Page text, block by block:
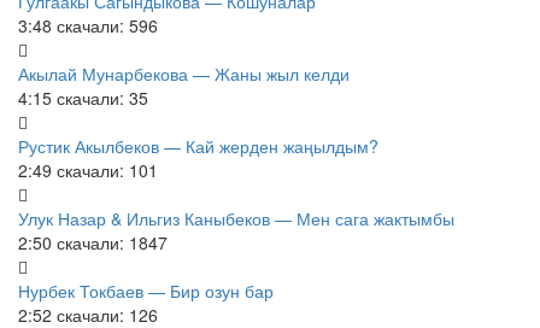
3:48 скачали: 596
Акылай Мунарбекова — Жаны жыл келди
4:15 скачали: 35
Рустик Акылбеков — Кай жерден жаңылдым?
2:49 скачали: 101
Улук Назар & Ильгиз Каныбеков — Мен сага жактымбы
2:50 скачали: 1847
Нурбек Токбаев — Бир озун бар
2:52 скачали: 126